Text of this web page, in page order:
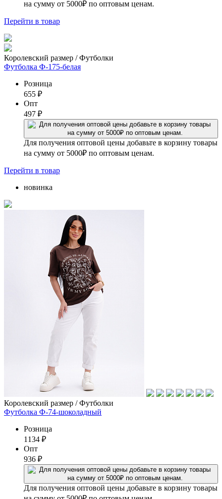
на сумму от 5000₽ по оптовым ценам.
Перейти в товар
Королевский размер / Футболки
Футболка Ф-175-белая
Розница
655 ₽
Опт
497 ₽
Для получения оптовой цены добавьте в корзину товары
на сумму от 5000₽ по оптовым ценам.
Перейти в товар
новинка
Королевский размер / Футболки
Футболка Ф-74-шоколадный
Розница
1134 ₽
Опт
936 ₽
Для получения оптовой цены добавьте в корзину товары